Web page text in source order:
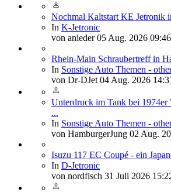
Nochmal Kaltstart KE Jetronik
In K-Jetronic
von anieder 05 Aug. 2026 09:46
Rhein-Main Schraubertreff in
In Sonstige Auto Themen -
von Dr-DJet 04 Aug. 2026
Unterdruck im Tank bei
...
In Sonstige Auto Themen -
von HamburgerJung 02 Aug.
Isuzu 117 EC Coupé - ein
In D-Jetronic
von nordfisch 31 Juli 2026